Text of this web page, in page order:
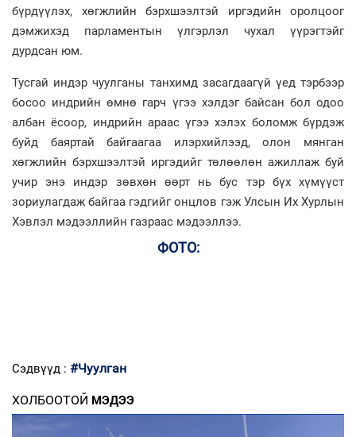
бүрдүүлэх, хөгжлийн бэрхшээлтэй иргэдийн оролцоог
дэмжихэд парламентын үлгэрлэл чухал үүрэгтэйг
дурдсан юм.
Тусгай индэр чуулганы танхимд засагдаагүй үед тэрбээр
босоо индрийн өмнө гарч үгээ хэлдэг байсан бол одоо
албан ёсоор, индрийн араас үгээ хэлэх боломж бүрдэж
буйд баяртай байгаагаа илэрхийлээд, олон мянган
хөгжлийн бэрхшээлтэй иргэдийг төлөөлөн ажиллаж буй
учир энэ индэр зөвхөн өөрт нь бус тэр бүх хүмүүст
зориулагдаж байгаа гэдгийг онцлов гэж Улсын Их Хурлын
Хэвлэл мэдээллийн газраас мэдээллээ.
ФОТО:
Сэдвүүд : #Чуулган
ХОЛБООТОЙ МЭДЭЭ